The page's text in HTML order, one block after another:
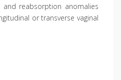
and reabsorption anomalies
or transverse vaginal